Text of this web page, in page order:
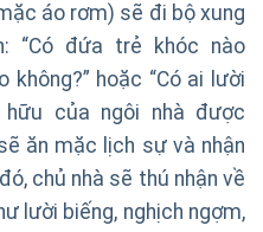
áo rơm) sẽ đi bộ xung
“Có đứa trẻ khóc nào
không?” hoặc “Có ai lười
hữu của ngôi nhà được
ăn mặc lịch sự và nhận
chủ nhà sẽ thú nhận về
lười biếng, nghịch ngợm,